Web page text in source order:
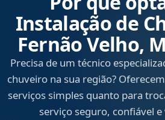
Instalação de
Fernão Velho,
Precisa de um técnico
chuveiro na sua região?
serviços simples quanto para
serviço seguro, confiável